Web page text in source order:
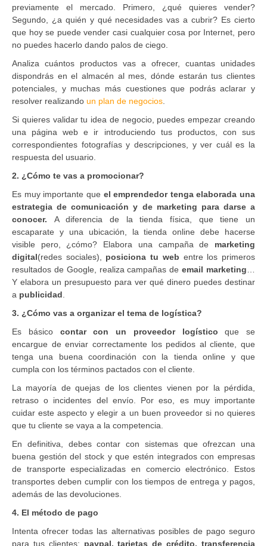
previamente el mercado. Primero, ¿qué quieres vender?
Segundo, ¿a quién y qué necesidades vas a cubrir? Es cierto
que hoy se puede vender casi cualquier cosa por Internet, pero
no puedes hacerlo dando palos de ciego.
Analiza cuántos productos vas a ofrecer, cuantas unidades
dispondrás en el almacén al mes, dónde estarán tus clientes
potenciales, y muchas más cuestiones que podrás aclarar y
resolver realizando un plan de negocios
Si quieres validar tu idea de negocio, puedes empezar creando
una página web e ir introduciendo tus productos, con sus
correspondientes fotografías y descripciones, y ver cuál es la
respuesta del usuario.
2. ¿Cómo te vas a promocionar?
Es muy importante que el emprendedor tenga elaborada una
estrategia de comunicación y de marketing para darse a
conocer. A diferencia de la tienda física, que tiene un
escaparate y una ubicación, la tienda online debe hacerse
visible pero, ¿cómo? Elabora una campaña de marketing
digital(redes sociales), posiciona tu web entre los primeros
resultados de Google, realiza campañas deemail marketing
Y elabora un presupuesto para ver qué dinero puedes destinar
a publicidad
3. ¿Cómo vas a organizar el tema de logística?
Es básico contar con un proveedor logístico que se
encargue de enviar correctamente los pedidos al cliente, que
tenga una buena coordinación con la tienda online y que
cumpla con los términos pactados con el cliente.
La mayoría de quejas de los clientes vienen por la pérdida,
retraso o incidentes del envío. Por eso, es muy importante
cuidar este aspecto y elegir a un buen proveedor si no quieres
que tu cliente se vaya a la competencia.
En definitiva, debes contar con sistemas que ofrezcan una
buena gestión del stock y que estén integrados con empresas
de transporte especializadas en comercio electrónico. Estos
transportes deben cumplir con los tiempos de entrega y pagos,
además de las devoluciones.
4. El método de pago
Intenta ofrecer todas las alternativas posibles de pago seguro
para tus clientes: paypal, tarjetas de crédito, transferencia